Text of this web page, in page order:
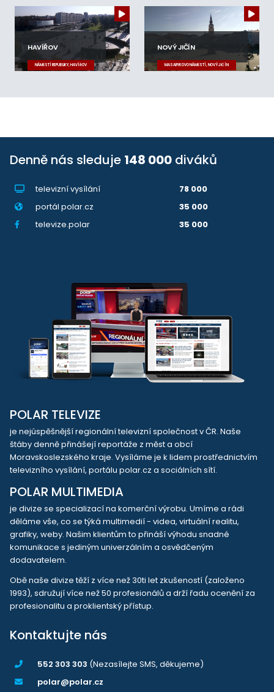
HAVÍŘOV
NÁMĚSTÍ REPUBLIKY, HAVÍŘOV
NOVÝ JIČÍN
MASARYKOVO NÁMĚSTÍ, NOVÝ JIČÍN
Denně nás sleduje 148 000 diváků
televizní vysílání
78 000
portál polar.cz
35 000
televize.polar
35 000
POLAR TELEVIZE
je nejúspěšnější regionální televizní společnost v ČR. Naše
štáby denně přinášejí reportáže z měst a obcí
Moravskoslezského kraje. Vysíláme je k lidem prostřednictvím
televizního vysílání, portálu polar.cz a sociálních sítí.
POLAR MULTIMEDIA
je divize se specializací na komerční výrobu. Umíme a rádi
děláme vše, co se týká multimedií - videa, virtuální realitu,
grafiky, weby. Našim klientům to přináší výhodu snadné
komunikace s jediným univerzálním a osvědčeným
dodavatelem.
Obě naše divize těží z více než 30ti let zkušeností (založeno
1993), sdružují více než 50 profesionálů a drží řadu ocenění za
profesionalitu a proklientský přístup.
Kontaktujte nás
552 303 303 (Nezasílejte SMS, děkujeme)
polar@polar.cz